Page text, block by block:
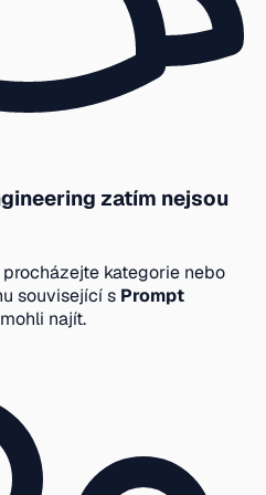
zatím nejsou
kategorie nebo
související s Prompt
najít.